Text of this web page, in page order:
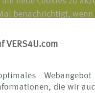
VERS4U.com
die wir
benachrichtigt,
Sie Cookies
Cookies zu
Zum Beispiel
in Anspruch